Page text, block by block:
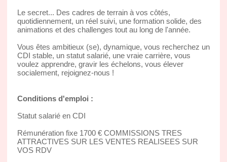
Le secret... Des cadres de terrain à vos côtés,
quotidiennement, un réel suivi, une formation solide, des
animations et des challenges tout au long de l'année.
Vous êtes ambitieux (se), dynamique, vous recherchez un
CDI stable, un statut salarié, une vraie carrière, vous
voulez apprendre, gravir les échelons, vous élever
socialement, rejoignez-nous !
Conditions d'emploi :
Statut salarié en CDI
Rémunération fixe 1700 € COMMISSIONS TRES
ATTRACTIVES SUR LES VENTES REALISEES SUR
VOS RDV